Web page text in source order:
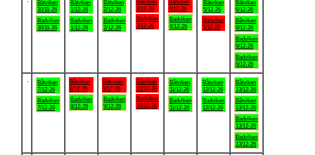
Båtviken
30/11-26
Badviken
30/11-26
Båtviken
1/12-26
Badviken
1/12-26
Båtviken
2/12-26
Badviken
2/12-26
Båtviken
3/12-26
Badviken
3/12-26
Båtviken
4/12-26
Badviken
4/12-26
Båtviken
5/12-26
Badviken
5/12-26
Båtviken
6/12-26
Båtviken
6/12-26
Badviken
6/12-26
Badviken
6/12-26
Båtviken
7/12-26
Badviken
7/12-26
Båtviken
8/12-26
Badviken
8/12-26
Båtviken
9/12-26
Badviken
9/12-26
Båtviken
10/12-26
Badviken
10/12-26
Båtviken
11/12-26
Badviken
11/12-26
Båtviken
12/12-26
Badviken
12/12-26
Båtviken
13/12-26
Båtviken
13/12-26
Badviken
13/12-26
Badviken
13/12-26